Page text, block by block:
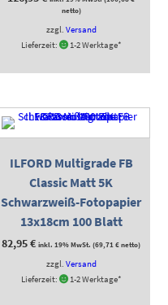
netto)
zzgl. Versand
Lieferzeit:
1-2 Werktage*
ILFORD Multigrade FB
Classic Matt 5K
Schwarzweiß-Fotopapier
13x18cm 100 Blatt
82,95€ inkl. 19% MwSt. (69,71€netto)
zzgl. Versand
Lieferzeit:
1-2 Werktage*